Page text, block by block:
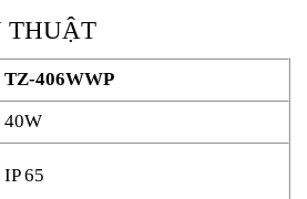
THUẬT
TZ-406WWP
40W
IP 65